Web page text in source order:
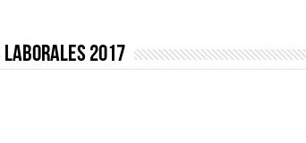
laborales 2017